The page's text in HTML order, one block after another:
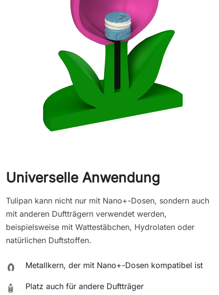
Universelle Anwendung
Tulipan kann nicht nur mit Nano+-Dosen, sondern auch
mit anderen Duftträgern verwendet werden,
beispielsweise mit Wattestäbchen, Hydrolaten oder
natürlichen Duftstoffen.
🧲 Metallkern, der mit Nano+-Dosen kompatibel ist
🧴 Platz auch für andere Duftträger